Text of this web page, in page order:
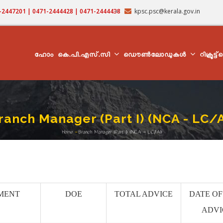
| 0471-2444428 | 0471-2444438 kpsc.psc@kerala.gov.in
NAVIGATION
ഹോം കെ.പി.എസ്.സി ഡൌൺലോഡുകൾ
Manager (Part I) (NCA - LC/
Breadcrumb
Home - Branch Manager (Part I) (NCA - LC/AI)
DOE TOTAL ADVICE
DATE